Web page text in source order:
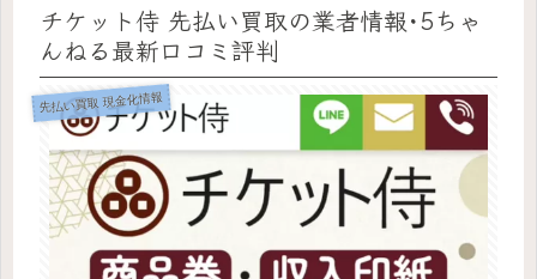
チケット侍 先払い買取の業者情報･5ちゃ
んねる最新口コミ評判
先払い買取 現金化情報